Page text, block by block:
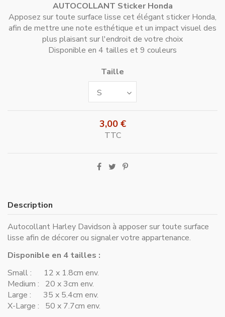
AUTOCOLLANT Sticker Honda
Apposez sur toute surface lisse cet élégant sticker Honda,
afin de mettre une note esthétique et un impact visuel des
plus plaisant sur l'endroit de votre choix
Disponible en 4 tailles et 9 couleurs
Taille
3,00 €
TTC
Description
Autocollant Harley Davidson à apposer sur toute surface
lisse afin de décorer ou signaler votre appartenance.
Disponible en 4 tailles :
Small : 12 x 1.8cm env.
Medium : 20 x 3cm env.
Large : 35 x 5.4cm env.
X-Large : 50 x 7.7cm env.